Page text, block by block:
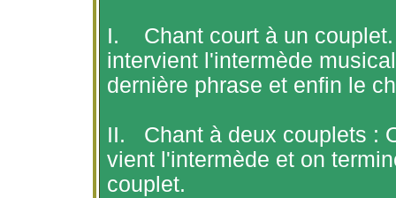
I.
Chant court à un
intervient l'intermède
dernière phrase et enfin le
II.
Chant à deux couplets :
vient l'intermède et on
couplet.